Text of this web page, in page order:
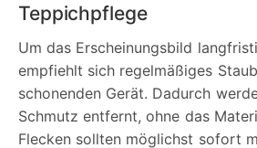
Teppichpflege
Um das Erscheinungsbild
empfiehlt sich regelmäßiges
schonenden Gerät. Dadurch
Schmutz entfernt, ohne das
Flecken sollten möglichst sofort